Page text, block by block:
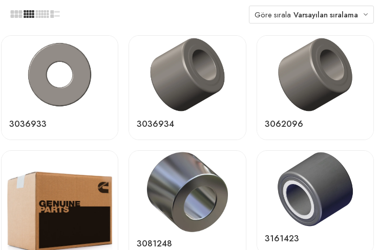
Göre sırala Varsayılan sıralama
3036933 3036934 3062096
3081248 3161423